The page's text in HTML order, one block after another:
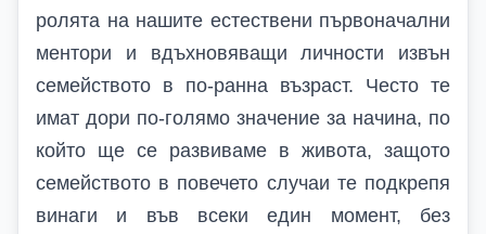
ролята на нашите естествени първоначални
ментори и вдъхновяващи личности извън
семейството в по-ранна възраст. Често те
имат дори по-голямо значение за начина, по
който ще се развиваме в живота, защото
семейството в повечето случаи те подкрепя
винаги и във всеки един момент, без